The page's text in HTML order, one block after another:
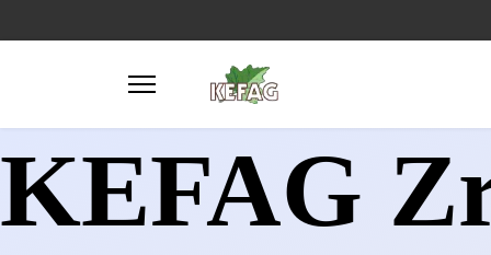
KEFAG